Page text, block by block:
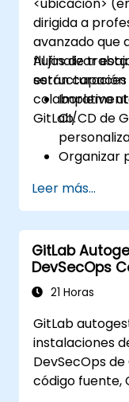
dirigida a
avanzado que
flujos de
colaborativo
GitLab.
Al finalizar
serán capaces
CI/CD de
Organizar
Colaborar
Aplicar
proyectos
Leer más...
GitLab
DevSecOps
21 Horas
GitLab
instalaciones
DevSecOps
código fuente,